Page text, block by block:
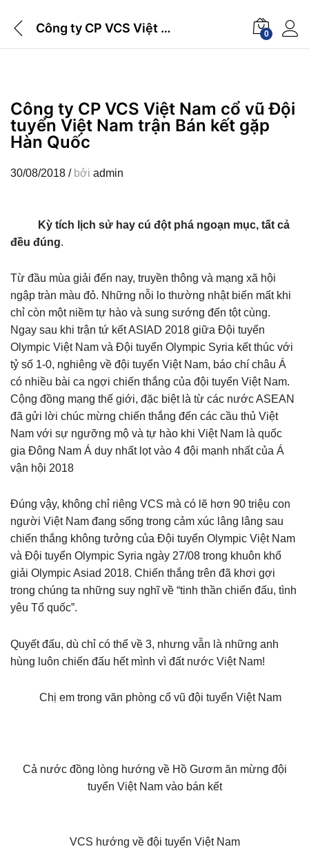
Công ty CP VCS Việt Nam cổ vũ Đội tuyển Việt Nam trận Bán kết gặp Hàn Quốc 0
Công ty CP VCS Việt Nam cổ vũ Đội
tuyển Việt Nam trận Bán kết gặp
Hàn Quốc
30/08/2018 /bởi admin
Kỳ tích lịch sử hay cú đột phá ngoạn mục, tất cả
đều đúng.
Từ đầu mùa giải đến nay, truyền thông và mạng xã hội
ngập tràn màu đỏ. Những nỗi lo thường nhật biến mất khi
chỉ còn một niềm tự hào và sung sướng đến tột cùng.
Ngay sau khi trận tứ kết ASIAD 2018 giữa Đội tuyển
Olympic Việt Nam và Đội tuyển Olympic Syria kết thúc với
tỷ số 1-0, nghiêng về đội tuyển Việt Nam, báo chí châu Á
có nhiều bài ca ngợi chiến thắng của đội tuyển Việt Nam.
Cộng đồng mạng thế giới, đặc biệt là từ các nước ASEAN
đã gửi lời chúc mừng chiến thắng đến các cầu thủ Việt
Nam với sự ngưỡng mộ và tự hào khi Việt Nam là quốc
gia Đông Nam Á duy nhất lọt vào 4 đội mạnh nhất của Á
vận hội 2018
Đúng vậy, không chỉ riêng VCS mà có lẽ hơn 90 triệu con
người Việt Nam đang sống trong cảm xúc lâng lâng sau
chiến thắng không tưởng của Đội tuyển Olympic Việt Nam
và Đội tuyển Olympic Syria ngày 27/08 trong khuôn khổ
giải Olympic Asiad 2018. Chiến thắng trên đã khơi gợi
trong chúng ta những suy nghĩ về “tinh thần chiến đấu, tình
yêu Tổ quốc”.
Quyết đấu, dù chỉ có thể về 3, nhưng vẫn là những anh
hùng luôn chiến đấu hết mình vì đất nước Việt Nam!
Chị em trong văn phòng cổ vũ đội tuyển Việt Nam
Cả nước đồng lòng hướng về Hồ Gươm ăn mừng đội
tuyển Việt Nam vào bán kết
VCS hướng về đội tuyển Việt Nam